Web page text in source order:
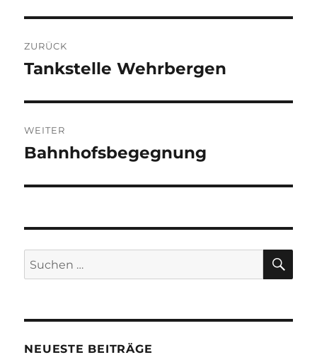
ZURÜCK
Vorheriger
Tankstelle Wehrbergen
WEITER
Nächster
Bahnhofsbegegnung
Suchen
nach:
NEUESTE BEITRÄGE